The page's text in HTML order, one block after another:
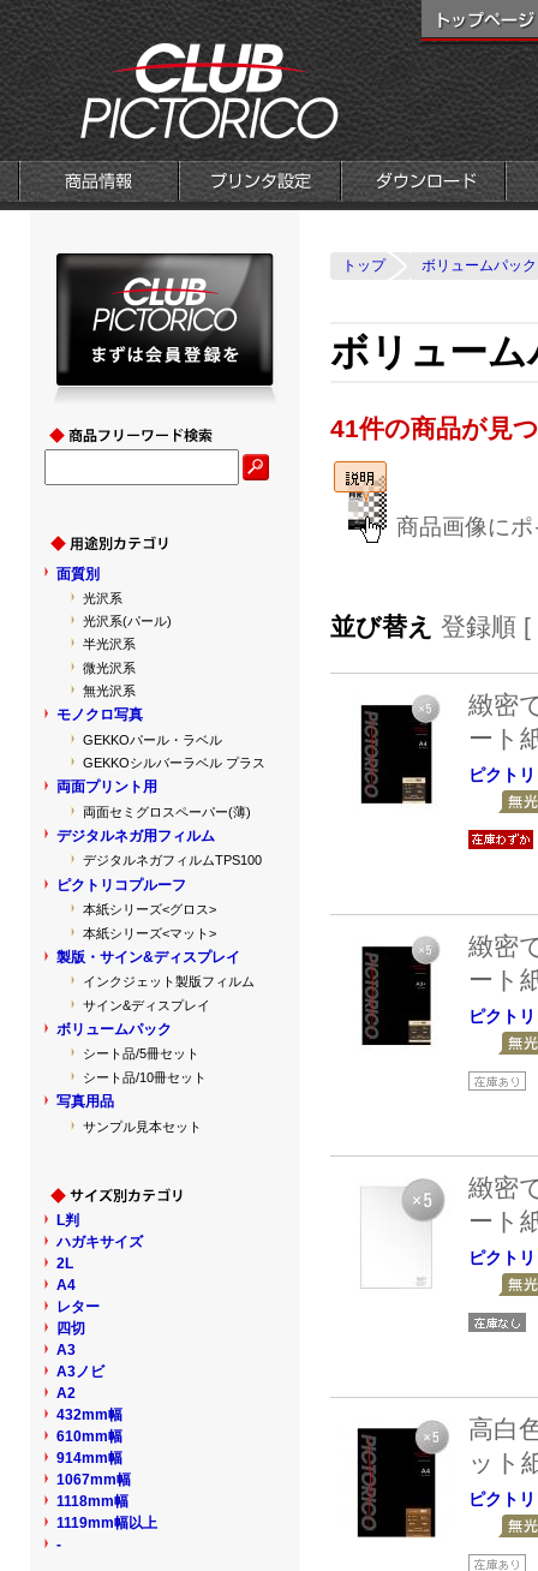
トップ ボリュームパック
ボリュー
41件の商品が見
商品画像に
並び替え 登録順 [
緻密
ート
ピクト
緻密
ート
ピクト
緻密
ート
ピクト
高白
ット
ピクト
面質別
光沢系
光沢系(パール)
半光沢系
微光沢系
無光沢系
モノクロ写真
GEKKOパール・ラベル
GEKKOシルバーラベル プラス
両面プリント用
両面セミグロスペーパー(薄)
デジタルネガ用フィルム
デジタルネガフィルムTPS100
ピクトリコプルーフ
本紙シリーズ<グロス>
本紙シリーズ<マット>
製版・サイン&ディスプレイ
インクジェット製版フィルム
サイン&ディスプレイ
ボリュームパック
シート品/5冊セット
シート品/10冊セット
写真用品
サンプル見本セット
L判
ハガキサイズ
2L
A4
レター
四切
A3
A3ノビ
A2
432mm幅
610mm幅
914mm幅
1067mm幅
1118mm幅
1119mm幅以上
-